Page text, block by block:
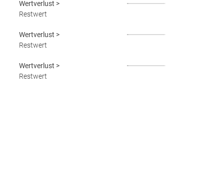
Wertverlust >
Restwert
Wertverlust >
Restwert
Wertverlust >
Restwert